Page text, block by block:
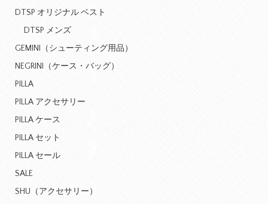
DTSP オリジナル ベスト
DTSP メンズ
GEMINI（シューティング用品）
NEGRINI（ケース・バッグ）
PILLA
PILLA アクセサリー
PILLA ケース
PILLA セット
PILLA セール
SALE
SHU（アクセサリー）